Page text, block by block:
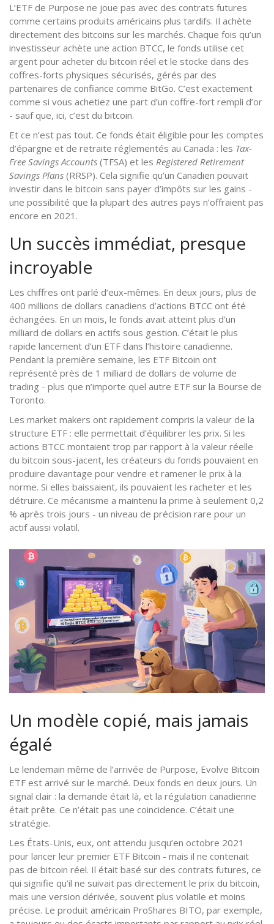
L’ETF de Purpose ne joue pas avec des contrats futures
comme certains produits américains plus tardifs. Il achète
directement des bitcoins sur les marchés. Chaque fois qu’un
investisseur achète une action BTCC, le fonds utilise cet
argent pour acheter du bitcoin réel et le stocke dans des
coffres-forts physiques sécurisés, gérés par des
partenaires de confiance comme BitGo. C’est exactement
comme si vous achetiez une part d’un coffre-fort rempli d’or
- sauf que, ici, c’est du bitcoin.
Et ce n’est pas tout. Ce fonds était éligible pour les comptes
d’épargne et de retraite réglementés au Canada : les Tax-
Free Savings Accounts (TFSA) et les Registered Retirement
Savings Plans (RRSP). Cela signifie qu’un Canadien pouvait
investir dans le bitcoin sans payer d’impôts sur les gains -
une possibilité que la plupart des autres pays n’offraient pas
encore en 2021.
Un succès immédiat, presque
incroyable
Les chiffres ont parlé d’eux-mêmes. En deux jours, plus de
400 millions de dollars canadiens d’actions BTCC ont été
échangées. En un mois, le fonds avait atteint plus d’un
milliard de dollars en actifs sous gestion. C’était le plus
rapide lancement d’un ETF dans l’histoire canadienne.
Pendant la première semaine, les ETF Bitcoin ont
représenté près de 1 milliard de dollars de volume de
trading - plus que n’importe quel autre ETF sur la Bourse de
Toronto.
Les market makers ont rapidement compris la valeur de la
structure ETF : elle permettait d’équilibrer les prix. Si les
actions BTCC montaient trop par rapport à la valeur réelle
du bitcoin sous-jacent, les créateurs du fonds pouvaient en
produire davantage pour vendre et ramener le prix à la
norme. Si elles baissaient, ils pouvaient les racheter et les
détruire. Ce mécanisme a maintenu la prime à seulement 0,2
% après trois jours - un niveau de précision rare pour un
actif aussi volatil.
Un modèle copié, mais jamais
égalé
Le lendemain même de l’arrivée de Purpose, Evolve Bitcoin
ETF est arrivé sur le marché. Deux fonds en deux jours. Un
signal clair : la demande était là, et la régulation canadienne
était prête. Ce n’était pas une coincidence. C’était une
stratégie.
Les États-Unis, eux, ont attendu jusqu’en octobre 2021
pour lancer leur premier ETF Bitcoin - mais il ne contenait
pas de bitcoin réel. Il était basé sur des contrats futures, ce
qui signifie qu’il ne suivait pas directement le prix du bitcoin,
mais une version dérivée, souvent plus volatile et moins
précise. Le produit américain ProShares BITO, par exemple,